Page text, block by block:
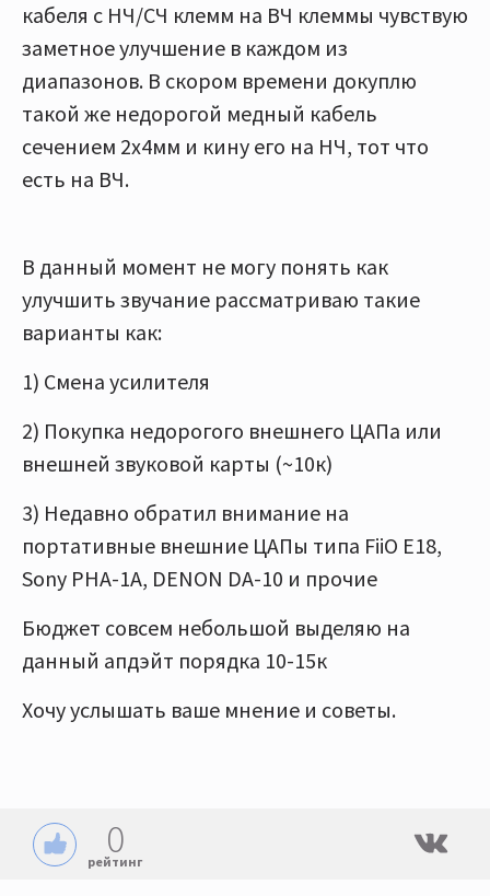
кабеля с НЧ/СЧ клемм на ВЧ клеммы чувствую
заметное улучшение в каждом из
диапазонов. В скором времени докуплю
такой же недорогой медный кабель
сечением 2х4мм и кину его на НЧ, тот что
есть на ВЧ.
В данный момент не могу понять как
улучшить звучание рассматриваю такие
варианты как:
1) Смена усилителя
2) Покупка недорогого внешнего ЦАПа или
внешней звуковой карты (~10к)
3) Недавно обратил внимание на
портативные внешние ЦАПы типа FiiO E18,
Sony PHA-1A, DENON DA-10 и прочие
Бюджет совсем небольшой выделяю на
данный апдэйт порядка 10-15к
Хочу услышать ваше мнение и советы.
0
рейтинг